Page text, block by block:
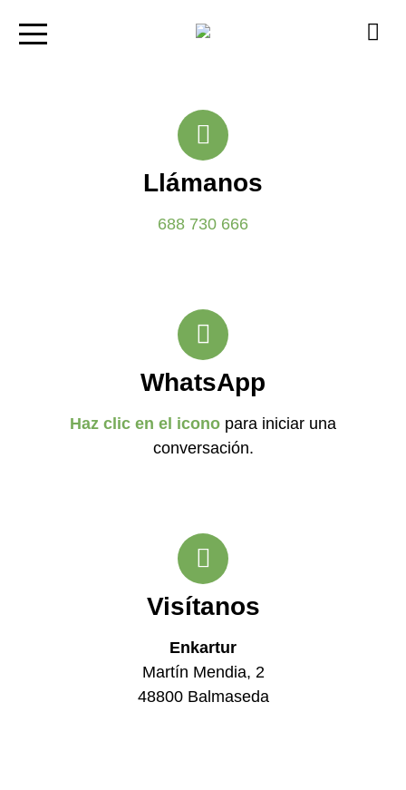
Llámanos
688 730 666
WhatsApp
Haz clic en el icono para iniciar una
conversación.
Visítanos
Enkartur
Martín Mendia, 2
48800 Balmaseda